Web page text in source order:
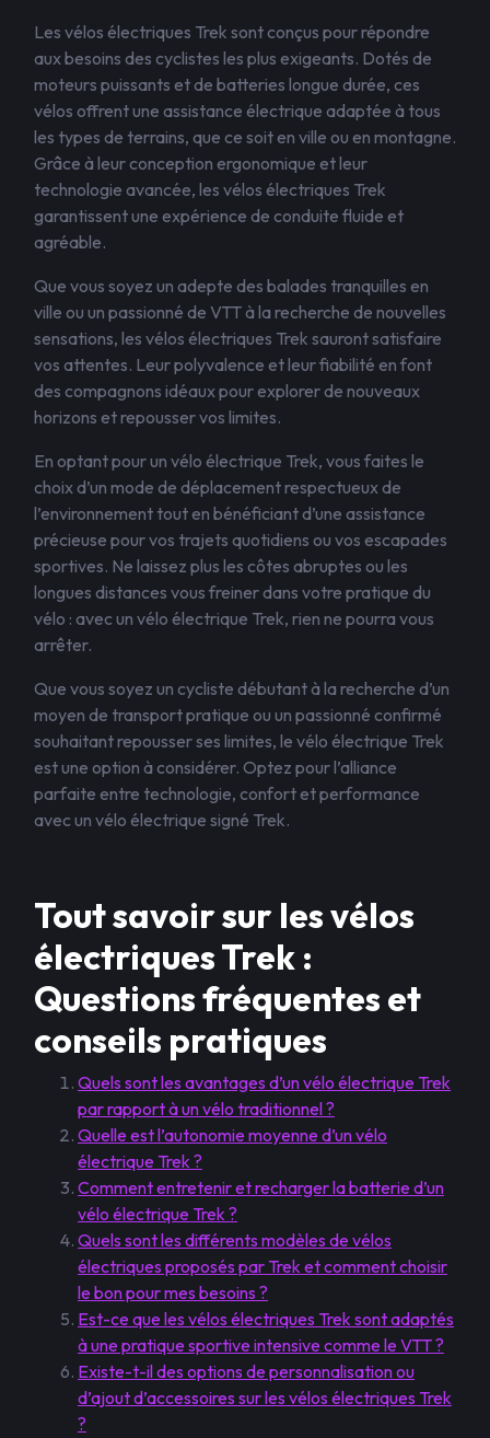
Les vélos électriques Trek sont conçus pour répondre
aux besoins des cyclistes les plus exigeants. Dotés de
moteurs puissants et de batteries longue durée, ces
vélos offrent une assistance électrique adaptée à tous
les types de terrains, que ce soit en ville ou en montagne.
Grâce à leur conception ergonomique et leur
technologie avancée, les vélos électriques Trek
garantissent une expérience de conduite fluide et
agréable.
Que vous soyez un adepte des balades tranquilles en
ville ou un passionné de VTT à la recherche de nouvelles
sensations, les vélos électriques Trek sauront satisfaire
vos attentes. Leur polyvalence et leur fiabilité en font
des compagnons idéaux pour explorer de nouveaux
horizons et repousser vos limites.
En optant pour un vélo électrique Trek, vous faites le
choix d’un mode de déplacement respectueux de
l’environnement tout en bénéficiant d’une assistance
précieuse pour vos trajets quotidiens ou vos escapades
sportives. Ne laissez plus les côtes abruptes ou les
longues distances vous freiner dans votre pratique du
vélo : avec un vélo électrique Trek, rien ne pourra vous
arrêter.
Que vous soyez un cycliste débutant à la recherche d’un
moyen de transport pratique ou un passionné confirmé
souhaitant repousser ses limites, le vélo électrique Trek
est une option à considérer. Optez pour l’alliance
parfaite entre technologie, confort et performance
avec un vélo électrique signé Trek.
Tout savoir sur les vélos
électriques Trek :
Questions fréquentes et
conseils pratiques
Quels sont les avantages d’un vélo électrique Trek
par rapport à un vélo traditionnel ?
Quelle est l’autonomie moyenne d’un vélo
électrique Trek ?
Comment entretenir et recharger la batterie d’un
vélo électrique Trek ?
Quels sont les différents modèles de vélos
électriques proposés par Trek et comment choisir
le bon pour mes besoins ?
Est-ce que les vélos électriques Trek sont adaptés
à une pratique sportive intensive comme le VTT ?
Existe-t-il des options de personnalisation ou
d’ajout d’accessoires sur les vélos électriques Trek
?